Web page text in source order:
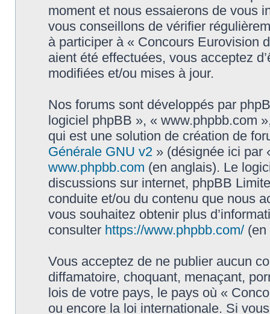
moment et nous essaierons de vous
vous conseillons de vérifier
à participer à « Concours Eurovision
aient été effectuées, vous acceptez
modifiées et/ou mises à jour.
Nos forums sont développés par
logiciel phpBB », « www.phpbb.com
qui est une solution de création de
Générale GNU v2 » (désignée ici par
www.phpbb.com (en anglais). Le
discussions sur internet, phpBB
conduite et/ou du contenu que nous
vous souhaitez obtenir plus
consulter https://www.phpbb.com/ (en
Vous acceptez de ne publier aucun
diffamatoire, choquant, menaçant,
lois de votre pays, le pays où «
ou encore la loi internationale. Si